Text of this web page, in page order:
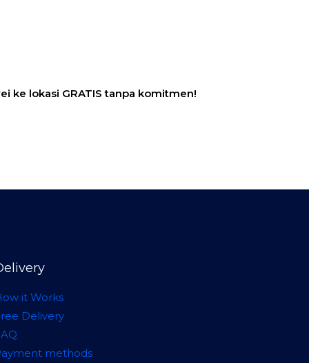
ke lokasi GRATIS tanpa komitmen!
it Works
Delivery
methods